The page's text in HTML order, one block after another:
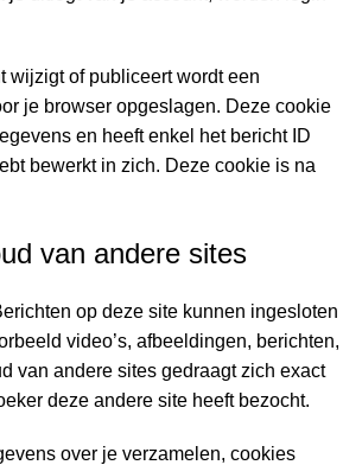
wijzigt of publiceert wordt een
je browser opgeslagen. Deze cookie
en heeft enkel het bericht ID
bewerkt in zich. Deze cookie is na
van andere sites
op deze site kunnen ingesloten
video’s, afbeeldingen, berichten,
van andere sites gedraagt zich exact
deze andere site heeft bezocht.
over je verzamelen, cookies